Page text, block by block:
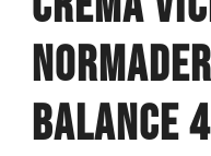
Balance